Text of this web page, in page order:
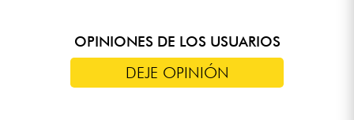
OPINIONES DE LOS USUARIOS
DEJE OPINIÓN